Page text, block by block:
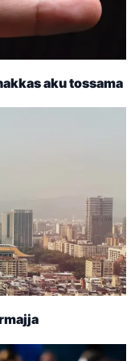
aku tossama